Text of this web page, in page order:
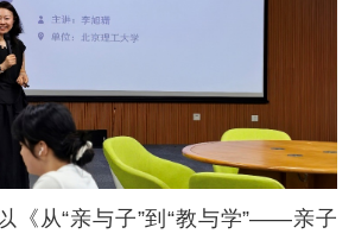
《从“亲与子”到“教与学”——亲子